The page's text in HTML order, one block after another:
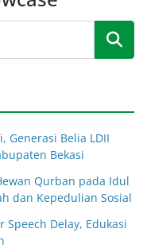
Generasi Belia LDII
Bekasi
Qurban pada Idul
dan Kepedulian Sosial
Speech Delay, Edukasi